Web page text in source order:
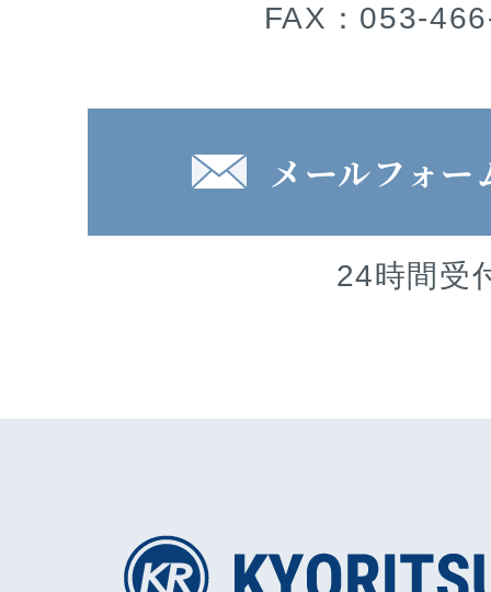
FAX：053-
メールフォー
24時間受